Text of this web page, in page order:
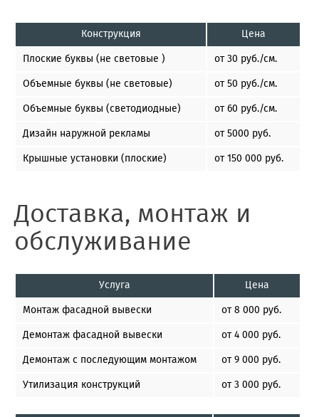
Конструкция
Цена
Плоские буквы (не световые )
от 30 руб./см.
Объемные буквы (не световые)
от 50 руб./см.
Объемные буквы (светодиодные)
от 60 руб./см.
Дизайн наружной рекламы
от 5000 руб.
Крышные установки (плоские)
от 150 000 руб.
Доставка, монтаж и
обслуживание
Услуга
Цена
Монтаж фасадной вывески
от 8 000 руб.
Демонтаж фасадной вывески
от 4 000 руб.
Демонтаж с последующим монтажом
от 9 000 руб.
Утилизация конструкций
от 3 000 руб.